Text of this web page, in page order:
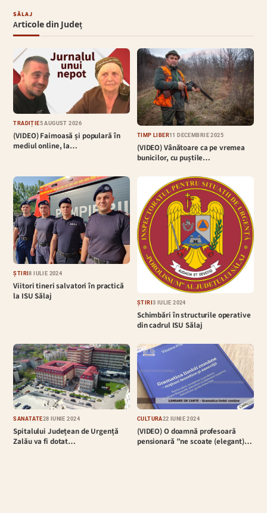
SĂLAJ
Articole din Județ
TRADIȚIE5 AUGUST 2026
(VIDEO) Faimoasă și populară în
mediul online, la…
TIMP LIBER11 DECEMBRIE 2025
(VIDEO) Vânătoare ca pe vremea
bunicilor, cu puștile…
ȘTIRI8 IULIE 2024
Viitori tineri salvatori în practică
la ISU Sălaj
ȘTIRI3 IULIE 2024
Schimbări în structurile operative
din cadrul ISU Sălaj
SĂNĂTATE28 IUNIE 2024
Spitalului Județean de Urgență
Zalău va fi dotat…
CULTURĂ22 IUNIE 2024
(VIDEO) O doamnă profesoară
pensionară ”ne scoate (elegant)…